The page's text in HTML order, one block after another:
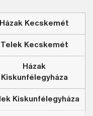
Házak Kecskemét
Telek Kecskemét
Házak
Kiskunfélegyháza
Kiskunfélegyháza